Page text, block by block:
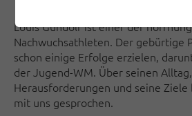
Louis Gundolf ist einer der
Nachwuchsathleten. Der gebürtige
schon einige Erfolge erzielen,
der Jugend-WM. Über seinen
Herausforderungen und seine
mit uns gesprochen.